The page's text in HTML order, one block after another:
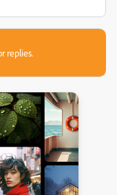
replies.